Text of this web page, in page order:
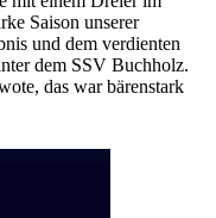
Saison unserer
und dem verdienten
dem SSV Buchholz.
das war bärenstark